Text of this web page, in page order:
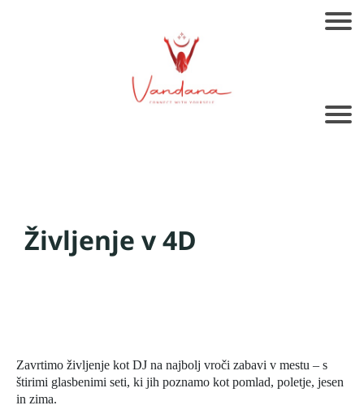
Življenje v 4D
Zavrtimo življenje kot DJ na najbolj vroči zabavi v mestu – s
štirimi glasbenimi seti, ki jih poznamo kot pomlad, poletje, jesen
in zima.